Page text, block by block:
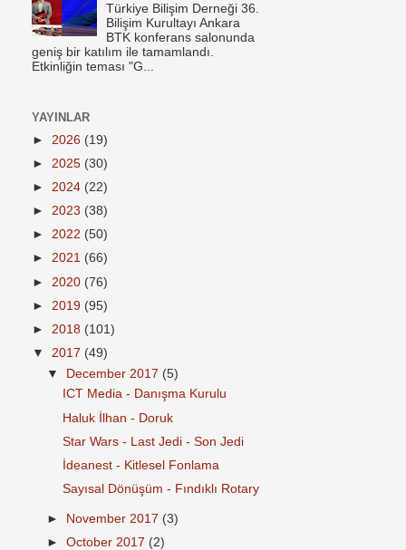
Türkiye Bilişim Derneği 36.
Bilişim Kurultayı Ankara
BTK konferans salonunda
geniş bir katılım ile tamamlandı.
Etkinliğin teması "G...
YAYINLAR
► 2026 (19)
► 2025 (30)
► 2024 (22)
► 2023 (38)
► 2022 (50)
► 2021 (66)
► 2020 (76)
► 2019 (95)
► 2018 (101)
▼ 2017 (49)
▼ December 2017 (5)
ICT Media - Danışma Kurulu
Haluk İlhan - Doruk
Star Wars - Last Jedi - Son Jedi
İdeanest - Kitlesel Fonlama
Sayısal Dönüşüm - Fındıklı Rotary
► November 2017 (3)
►October 2017 (2)